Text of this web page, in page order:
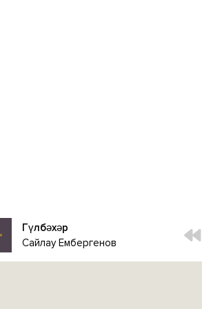
Гүлбәхәр
Сайлау Ембергенов